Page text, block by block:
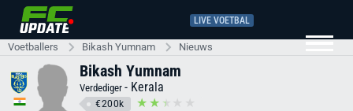
LIVE VOETBAL
Voetballers Bikash Yumnam Nieuws
Bikash Yumnam
Verdediger - Kerala
€200k